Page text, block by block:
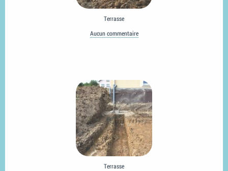
Terrasse
Aucun commentaire
Terrasse